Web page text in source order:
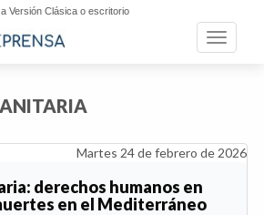
Versión Clásica o escritorio
Toggle
Martes 24 de febrero de 2026
derechos humanos en
en el Mediterráneo